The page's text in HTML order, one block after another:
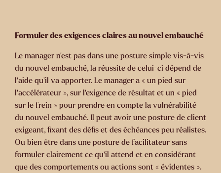
Formuler des exigences claires au nouvel embauché
Le manager n’est pas dans une posture simple vis-à-vis
du nouvel embauché, la réussite de celui-ci dépend de
l’aide qu’il va apporter. Le manager a « un pied sur
l’accélérateur », sur l’exigence de résultat et un « pied
sur le frein » pour prendre en compte la vulnérabilité
du nouvel embauché. Il peut avoir une posture de client
exigeant, fixant des défis et des échéances peu réalistes.
Ou bien être dans une posture de facilitateur sans
formuler clairement ce qu’il attend et en considérant
que des comportements ou actions sont « évidentes ».